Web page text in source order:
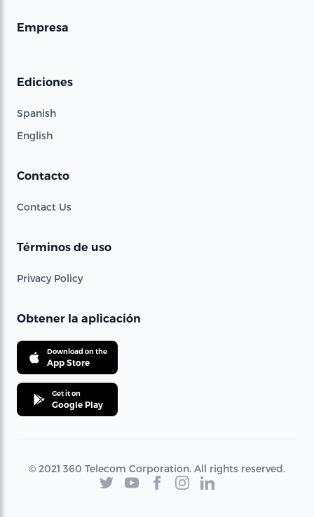
Empresa
Ediciones
Spanish
English
Contacto
Contact Us
Términos de uso
Privacy Policy
Obtener la aplicación
Download on the
App Store
Get it on
Google Play
© 2021 360 Telecom Corporation. All rights reserved.